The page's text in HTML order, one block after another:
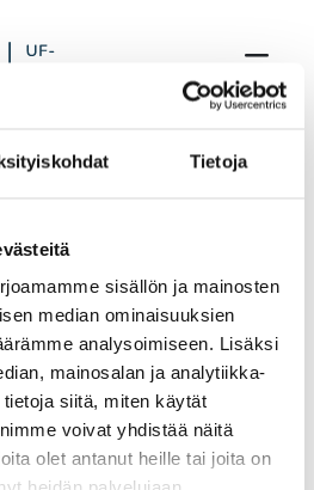
Tietoja
sisällön ja mainosten
median ominaisuuksien
analysoimiseen. Lisäksi
mainosalan ja analytiikka-
siitä, miten käytät
voivat yhdistää näitä
olet antanut heille tai joita on
till april 2025
februari till april
finska